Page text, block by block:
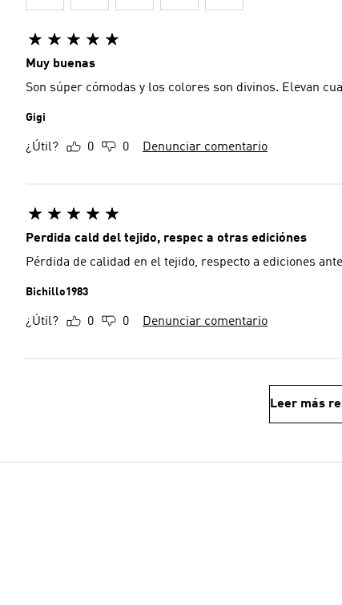
Muy buenas
Son súper cómodas y los colores son divinos. Elevan
Gigi
¿Útil? 0 0 Denunciar comentario
Perdida cald del tejido, respec a otras ediciónes
Pérdida de calidad en el tejido, respecto a ediciones
Bichillo1983
¿Útil? 0 0 Denunciar comentario
Leer más